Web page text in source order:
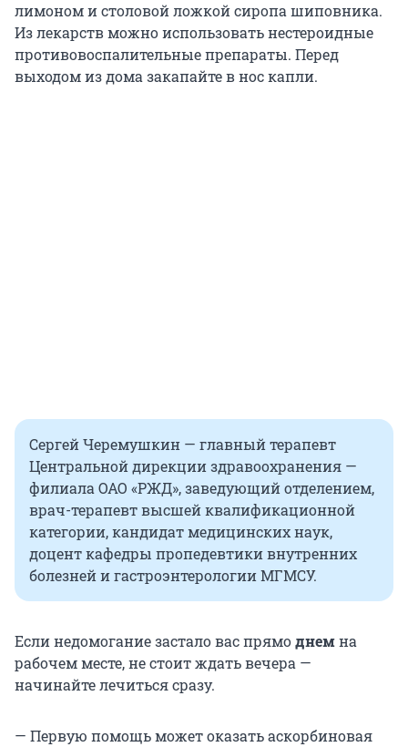
лимоном и столовой ложкой сиропа шиповника.
Из лекарств можно использовать нестероидные
противовоспалительные препараты. Перед
выходом из дома закапайте в нос капли.
Сергей Черемушкин — главный терапевт
Центральной дирекции здравоохранения —
филиала ОАО «РЖД», заведующий отделением,
врач-терапевт высшей квалификационной
категории, кандидат медицинских наук,
доцент кафедры пропедевтики внутренних
болезней и гастроэнтерологии МГМСУ.
Если недомогание застало вас прямоднемна
рабочем месте, не стоит ждать вечера —
начинайте лечиться сразу.
— Первую помощь может оказать аскорбиновая